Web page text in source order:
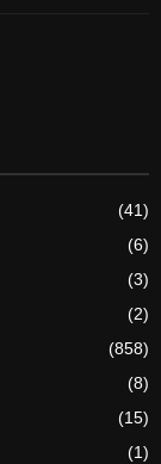
(41)
(6)
(3)
(2)
(858)
(8)
(15)
(1)